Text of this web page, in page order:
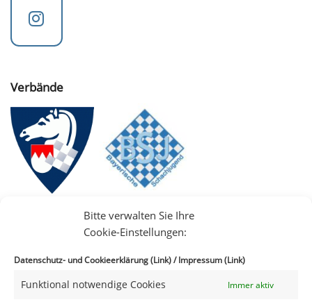
Bitte verwalten Sie Ihre
Cookie-Einstellungen:
Datenschutz- und Cookieerklärung (Link)/Impressum (Link)
Funktional notwendige Cookies Immer aktiv
Verbände